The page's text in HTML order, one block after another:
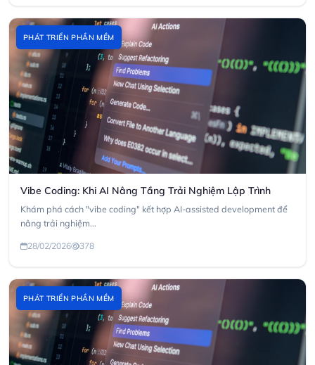
PHÁT TRIỂN PHẦN MỀM
Vibe Coding: Khi AI Nâng Tầng Trải Nghiệm Lập Trình
Khám phá cách "vibe coding" kết hợp AI-assisted development để
nâng trải nghiệm...
28/02/2026 378
PHÁT TRIỂN PHẦN MỀM